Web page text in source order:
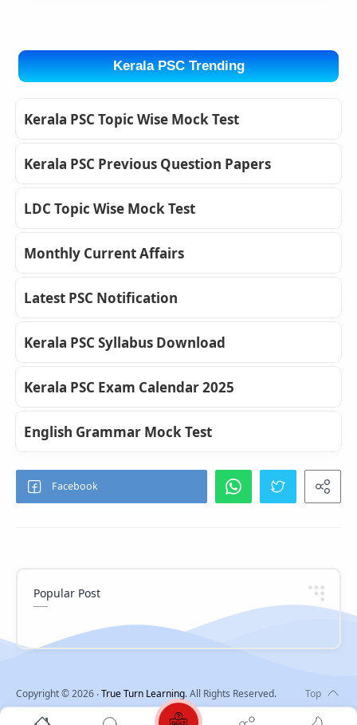
Kerala PSC Trending
Kerala PSC Topic Wise Mock Test
Kerala PSC Previous Question Papers
LDC Topic Wise Mock Test
Monthly Current Affairs
Latest PSC Notification
Kerala PSC Syllabus Download
Kerala PSC Exam Calendar 2025
English Grammar Mock Test
Popular Post
Copyright ©2026 ‧True Turn Learning. All Rights Reserved.